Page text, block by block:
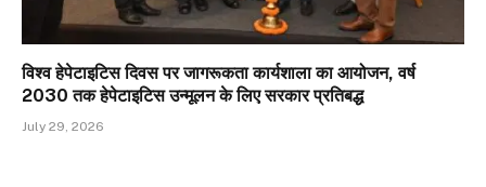
विश्व हेपेटाइटिस दिवस पर जागरूकता कार्यशाला का आयोजन, वर्ष
2030 तक हेपेटाइटिस उन्मूलन के लिए सरकार प्रतिबद्ध
July 29, 2026